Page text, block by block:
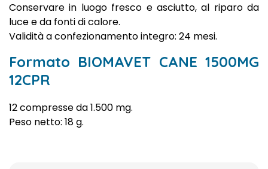
Conservare in luogo fresco e asciutto, al riparo da
luce e da fonti di calore.
Validità a confezionamento integro: 24 mesi.
Formato BIOMAVET CANE 1500MG
12CPR
12 compresse da 1.500 mg.
Peso netto: 18 g.